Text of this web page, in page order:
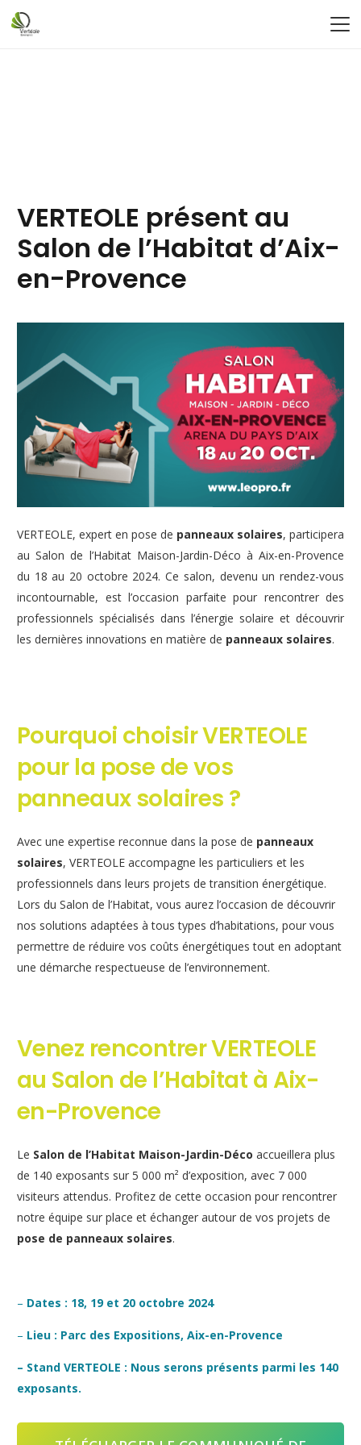
VERTEOLE présent au
Salon de l’Habitat d’Aix-
en-Provence
VERTEOLE, expert en pose de panneaux solaires, participera
au Salon de l’Habitat Maison-Jardin-Déco à Aix-en-Provence
du 18 au 20 octobre 2024. Ce salon, devenu un rendez-vous
incontournable, est l’occasion parfaite pour rencontrer des
professionnels spécialisés dans l’énergie solaire et découvrir
les dernières innovations en matière de panneaux solaires.
Pourquoi choisir VERTEOLE
pour la pose de vos
panneaux solaires ?
Avec une expertise reconnue dans la pose de panneaux
solaires, VERTEOLE accompagne les particuliers et les
professionnels dans leurs projets de transition énergétique.
Lors du Salon de l’Habitat, vous aurez l’occasion de découvrir
nos solutions adaptées à tous types d’habitations, pour vous
permettre de réduire vos coûts énergétiques tout en adoptant
une démarche respectueuse de l’environnement.
Venez rencontrer VERTEOLE
au Salon de l’Habitat à Aix-
en-Provence
Le Salon de l’Habitat Maison-Jardin-Déco accueillera plus
de 140 exposants sur 5 000 m² d’exposition, avec 7 000
visiteurs attendus. Profitez de cette occasion pour rencontrer
notre équipe sur place et échanger autour de vos projets de
pose de panneaux solaires.
– Dates : 18, 19 et 20 octobre 2024
– Lieu : Parc des Expositions, Aix-en-Provence
– Stand VERTEOLE : Nous serons présents parmi les 140
exposants.